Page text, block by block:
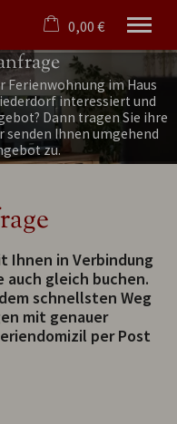
0,00 €
leer
Ferienwohnung im Haus
interessiert und
Dann tragen Sie ihre
senden Ihnen umgehend
zu.
Ihnen in Verbindung
gleich buchen.
schnellsten Weg
mit genauer
per Post